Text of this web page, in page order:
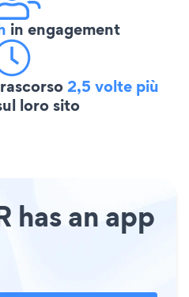
in engagement
2,5 volte più
loro sito
has an app